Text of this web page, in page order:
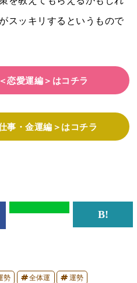
スッキリするというもので
恋愛運編＞はコチラ
事・金運編＞はコチラ
勢 全体運 運勢